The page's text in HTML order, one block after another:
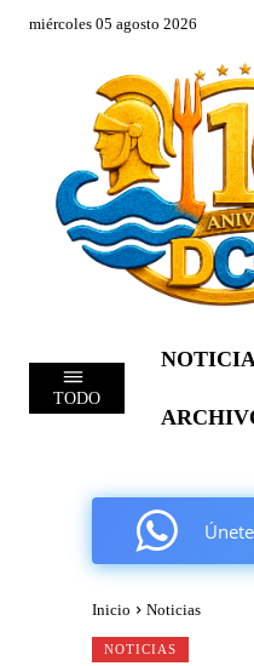
miércoles 05 agosto 2026
TODO
Inicio Noticias
NOTICIAS